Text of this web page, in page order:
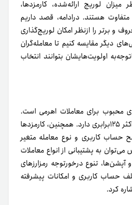
لوریج ارائه‌شده، کارمزدها،
متفاوت هستند. درادامه، قصد داریم
و برتر را از‌نظر امکان لوریج‌گذاری
دیگر مقایسه کنیم تا معامله‌گران
اولویت‌هایشان بتوانند انتخاب
محبوب برای معاملات اهرمی است.
این صرافی اهرم‌های حداکثر ۱۲۵برابری دارد. همچنین، کارمزدها
حساب کاربری و نوع معامله متغیر
به پشتیبانی از انواع معاملات
آپشن‌ها، تنوع درخورتوجه رمزارزهای
حساب کاربری و امکانات پیشرفته
کرد.